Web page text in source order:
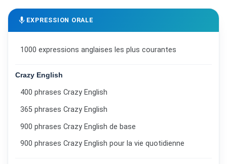
mic EXPRESSION ORALE
1000 expressions anglaises les plus courantes
Crazy English
400 phrases Crazy English
365 phrases Crazy English
900 phrases Crazy English de base
900 phrases Crazy English pour la vie quotidienne